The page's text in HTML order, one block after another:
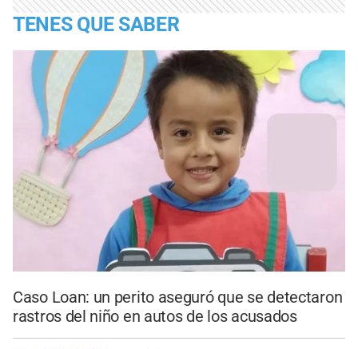
TENES QUE SABER
Caso Loan: un perito aseguró que se detectaron
rastros del niño en autos de los acusados